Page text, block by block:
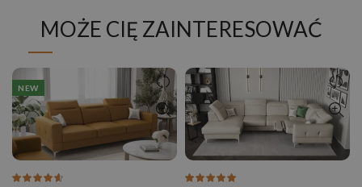
MOŻE CIĘ ZAINTERESOWAĆ
NEW